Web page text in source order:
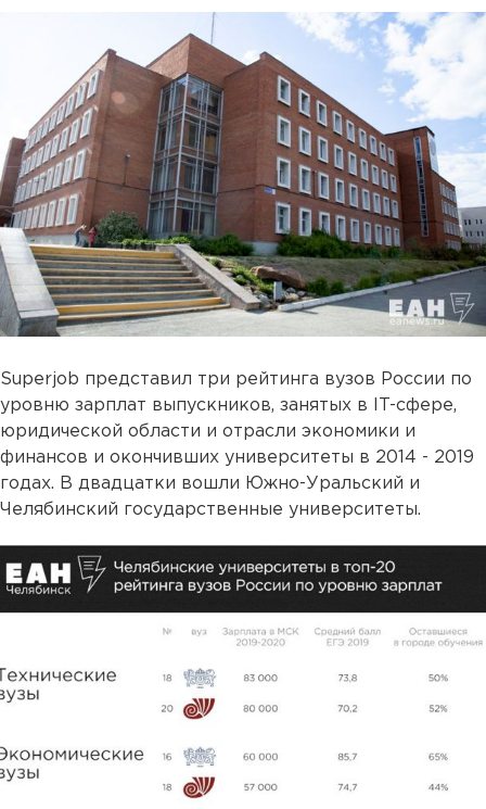
Superjob представил три рейтинга вузов России по
уровню зарплат выпускников, занятых в IT-сфере,
юридической области и отрасли экономики и
финансов и окончивших университеты в 2014 - 2019
годах. В двадцатки вошли Южно-Уральский и
Челябинский государственные университеты.